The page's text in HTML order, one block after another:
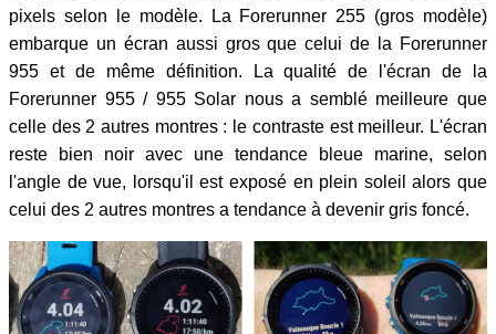
pixels selon le modèle. La Forerunner 255 (gros modèle)
embarque un écran aussi gros que celui de la Forerunner
955 et de même définition. La qualité de l'écran de la
Forerunner 955 / 955 Solar nous a semblé meilleure que
celle des 2 autres montres : le contraste est meilleur. L'écran
reste bien noir avec une tendance bleue marine, selon
l'angle de vue, lorsqu'il est exposé en plein soleil alors que
celui des 2 autres montres a tendance à devenir gris foncé.